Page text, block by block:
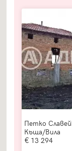
Петко
Къща/Вила
13 294